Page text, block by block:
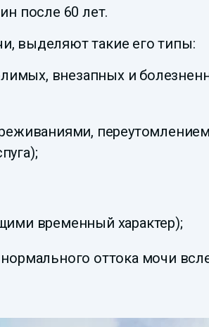
после 60 лет.
выделяют такие его типы:
внезапных и
временный характер);
оттока мочи